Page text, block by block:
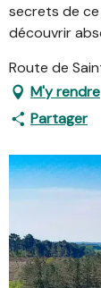
secrets de ce
découvrir
Route de
M'y rendre
Partager